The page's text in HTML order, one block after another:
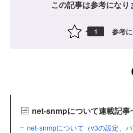
この記事は参考になり
1 参考
net-snmpについて連載記事
net-snmpについて（v3の設定、パ